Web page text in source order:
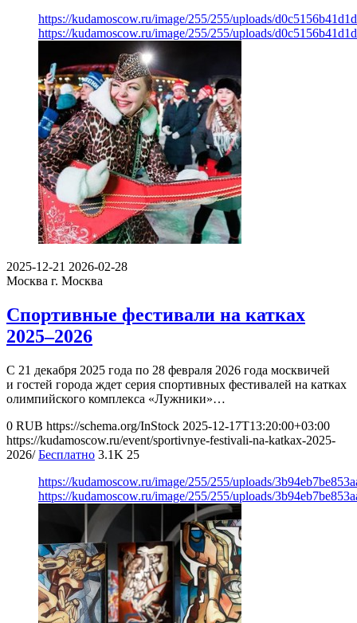
https://kudamoscow.ru/image/255/255/uploads/
https://kudamoscow.ru/image/255/255/uploads/
2025-12-21 2026-02-28
Москва г. Москва
Спортивные фестивали на катках
2025–2026
С 21 декабря 2025 года по 28 февраля 2026 года москвичей
и гостей города ждет серия спортивных фестивалей на катках
олимпийского комплекса «Лужники»…
0 RUB https://schema.org/InStock 2025-12-17T13:20:00+03:00
https://kudamoscow.ru/event/sportivnye-festivali-na-katkax-2025-
2026/ Бесплатно 3.1K 25
https://kudamoscow.ru/image/255/255/uploads/
https://kudamoscow.ru/image/255/255/uploads/